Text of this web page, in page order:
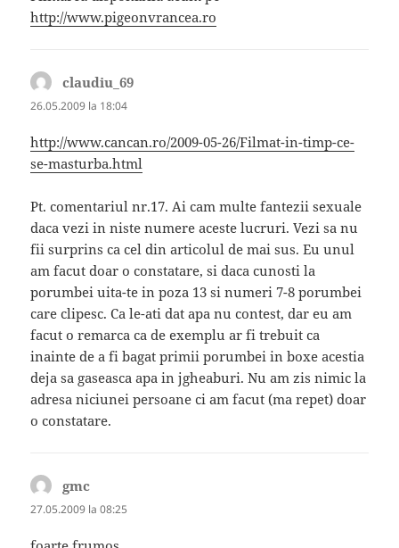
http://www.pigeonvrancea.ro
claudiu_69
26.05.2009 la 18:04
http://www.cancan.ro/2009-05-26/Filmat-in-timp-ce-
se-masturba.html
Pt. comentariul nr.17. Ai cam multe fantezii sexuale
daca vezi in niste numere aceste lucruri. Vezi sa nu
fii surprins ca cel din articolul de mai sus. Eu unul
am facut doar o constatare, si daca cunosti la
porumbei uita-te in poza 13 si numeri 7-8 porumbei
care clipesc. Ca le-ati dat apa nu contest, dar eu am
facut o remarca ca de exemplu ar fi trebuit ca
inainte de a fi bagat primii porumbei in boxe acestia
deja sa gaseasca apa in jgheaburi. Nu am zis nimic la
adresa niciunei persoane ci am facut (ma repet) doar
o constatare.
gmc
27.05.2009 la 08:25